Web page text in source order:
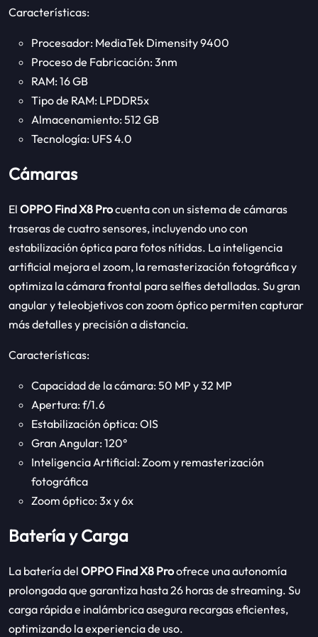
Características:
Procesador: MediaTek Dimensity 9400
Proceso de Fabricación: 3nm
RAM: 16 GB
Tipo de RAM: LPDDR5x
Almacenamiento: 512 GB
Tecnología: UFS 4.0
Cámaras
El OPPO Find X8 Procuenta con un sistema de cámaras
traseras de cuatro sensores, incluyendo uno con
estabilización óptica para fotos nítidas. La inteligencia
artificial mejora el zoom, la remasterización fotográfica y
optimiza la cámara frontal para selfies detalladas. Su gran
angular y teleobjetivos con zoom óptico permiten capturar
más detalles y precisión a distancia.
Características:
Capacidad de la cámara: 50 MP y 32 MP
Apertura: f/1.6
Estabilización óptica: OIS
Gran Angular: 120°
Inteligencia Artificial: Zoom y remasterización
fotográfica
Zoom óptico: 3x y 6x
Batería y Carga
La batería del OPPO Find X8 Proofrece una autonomía
prolongada que garantiza hasta 26 horas de streaming. Su
carga rápida e inalámbrica asegura recargas eficientes,
optimizando la experiencia de uso.